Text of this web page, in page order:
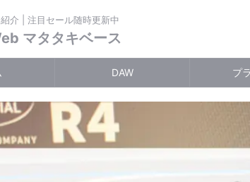
介 | 注目セール随時更新中
マタタキベース
DAW プ